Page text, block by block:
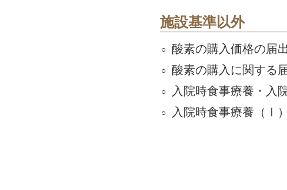
施設基準以外
酸素の購入価格の届出
酸素の購入に関する
入院時食事療養・入
入院時食事療養（Ⅰ